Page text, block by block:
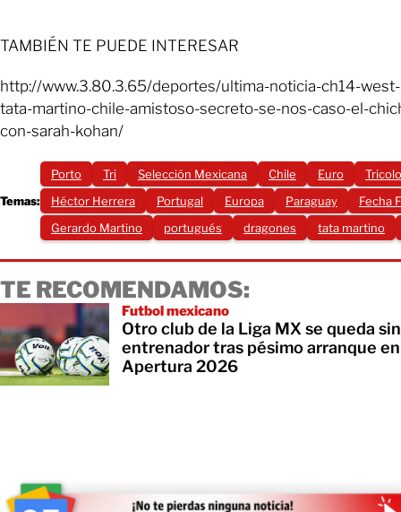
TAMBIÉN TE PUEDE INTERESAR
http://www.3.80.3.65/deportes/ultima-noticia-ch14-
tata-martino-chile-amistoso-secreto-se-nos-caso-el-
con-sarah-kohan/
Temas:
Porto Tri Selección Mexicana Chile Euro
Héctor Herrera
Portugal Europa Paraguay
Fecha
Gerardo Martino
portugués dragones tata martino
TE RECOMENDAMOS:
Futbol mexicano
Otro club de la Liga MX se queda sin
entrenador tras pésimo arranque
Apertura 2026